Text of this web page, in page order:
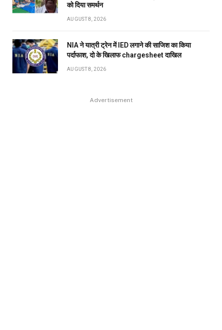
को दिया समर्थन
AUGUST 8, 2026
NIA ने यात्री ट्रेन में IED लगाने की साजिश का किया
पर्दाफाश, दो के खिलाफ chargesheet दाखिल
AUGUST 8, 2026
Advertisement